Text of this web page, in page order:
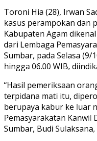
Toroni Hia (28), Irwan
kasus perampokan dan
Kabupaten Agam
dari Lembaga
Sumbar, pada Selasa (9/
hingga 06.00 WIB,
“Hasil pemeriksaan
terpidana mati itu,
berupaya kabur ke luar
Pemasyarakatan Kanwil
Sumbar, Budi